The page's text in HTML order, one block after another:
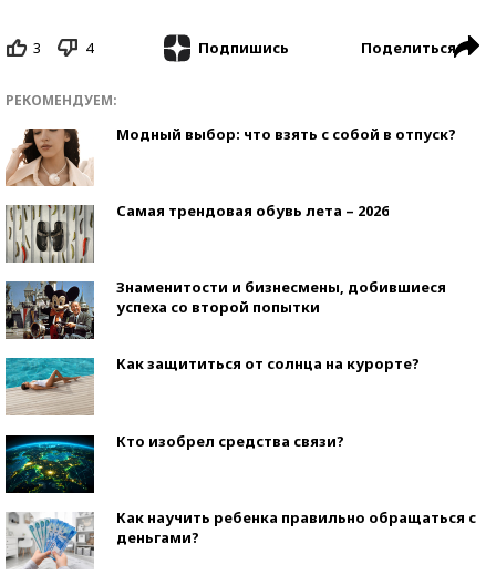
3 4 Подпишись Поделиться
РЕКОМЕНДУЕМ:
Модный выбор: что взять с собой в отпуск?
Самая трендовая обувь лета – 2026
Знаменитости и бизнесмены, добившиеся
успеха со второй попытки
Как защититься от солнца на курорте?
Кто изобрел средства связи?
Как научить ребенка правильно обращаться с
деньгами?